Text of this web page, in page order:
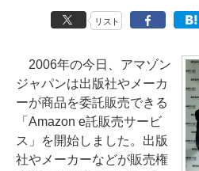
リスト
2006年の今日、アマゾン
ジャパンは出版社やメーカ
ーが商品を委託販売できる
「Amazon e託販売サービ
ス」を開始しました。出版
社やメーカーなどが販売権